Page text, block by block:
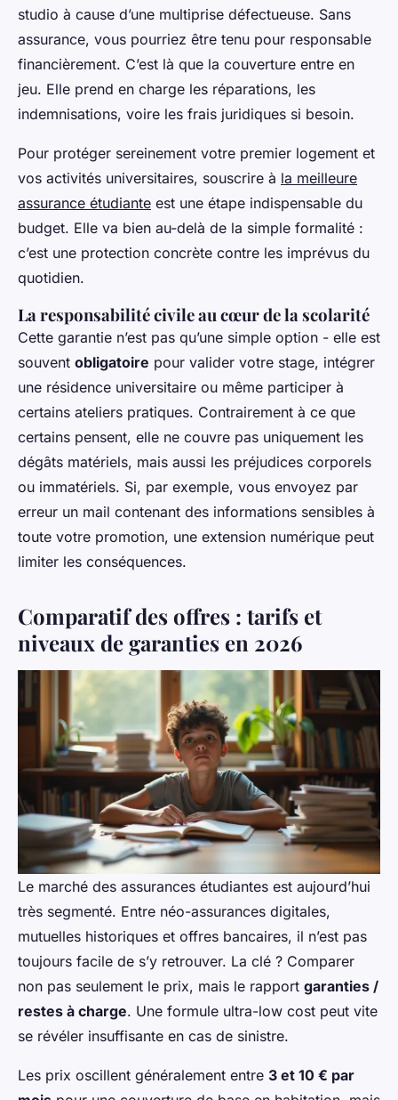
studio à cause d’une multiprise défectueuse. Sans
assurance, vous pourriez être tenu pour responsable
financièrement. C’est là que la couverture entre en
jeu. Elle prend en charge les réparations, les
indemnisations, voire les frais juridiques si besoin.
Pour protéger sereinement votre premier logement et
vos activités universitaires, souscrire à la meilleure
assurance étudiante est une étape indispensable du
budget. Elle va bien au-delà de la simple formalité :
c’est une protection concrète contre les imprévus du
quotidien.
La responsabilité civile au cœur de la scolarité
Cette garantie n’est pas qu’une simple option - elle est
souvent obligatoire pour valider votre stage, intégrer
une résidence universitaire ou même participer à
certains ateliers pratiques. Contrairement à ce que
certains pensent, elle ne couvre pas uniquement les
dégâts matériels, mais aussi les préjudices corporels
ou immatériels. Si, par exemple, vous envoyez par
erreur un mail contenant des informations sensibles à
toute votre promotion, une extension numérique peut
limiter les conséquences.
Comparatif des offres : tarifs et
niveaux de garanties en 2026
Le marché des assurances étudiantes est aujourd’hui
très segmenté. Entre néo-assurances digitales,
mutuelles historiques et offres bancaires, il n’est pas
toujours facile de s’y retrouver. La clé ? Comparer
non pas seulement le prix, mais le rapport garanties /
restes à charge. Une formule ultra-low cost peut vite
se révéler insuffisante en cas de sinistre.
Les prix oscillent généralement entre 3 et 10 € par